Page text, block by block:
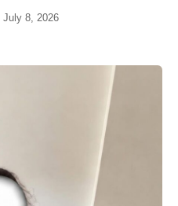
July 8, 2026